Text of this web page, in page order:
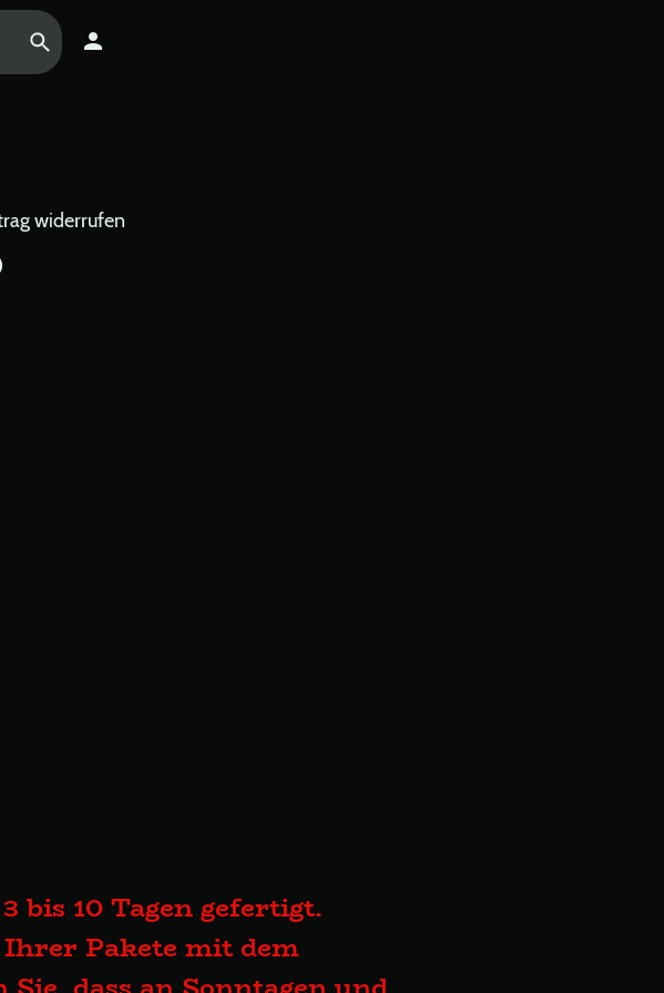
widerrufen
10 Tagen gefertigt.
Pakete mit dem